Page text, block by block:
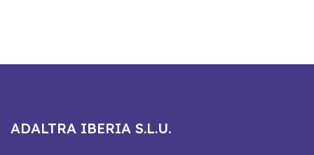
ADALTRA IBERIA S.L.U.